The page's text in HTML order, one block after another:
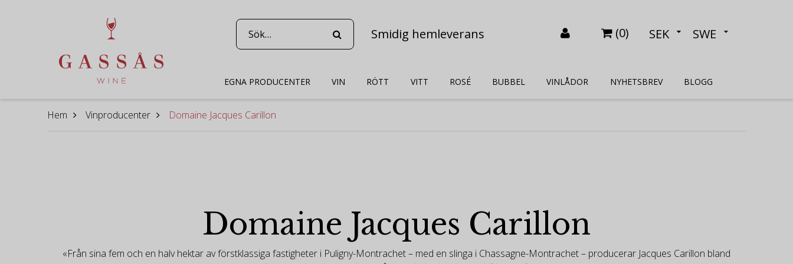
Smidig hemleverans (0) SEK SWE
EGNA PRODUCENTER VIN RÖTT VITT ROSÉ BUBBEL VINLÅDOR NYHETSBREV BLOGG
Hem Vinproducenter Domaine Jacques Carillon
Domaine Jacques Carillon
«Från sina fem och en halv hektar av förstklassiga fastigheter i Puligny-Montrachet – med en slinga i Chassagne-Montrachet – producerar Jacques Carillon bland